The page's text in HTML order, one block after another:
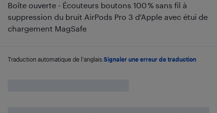
Boîte ouverte - Écouteurs boutons 100 % sans fil à
suppression du bruit AirPods Pro 3 d'Apple avec étui de
chargement MagSafe
Traduction automatique de l'anglais. Signaler une erreur de traduction